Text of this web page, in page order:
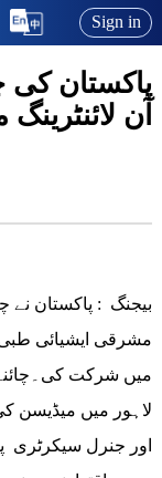
Sign in
پاکستان کی
آن
بیجنگ : پاکستان
مشرقی ایشیائی
میں شرکت
اور جنرل سیکرٹری